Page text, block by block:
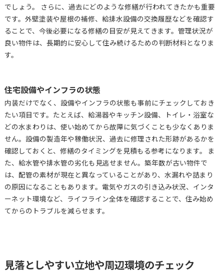
でしょう。 さらに、過去にどのような修繕が行われてきたかも重要
です。外壁塗装や屋根の補修、給排水設備の交換履歴などを確認す
ることで、今後必要になる修繕の目安が見えてきます。管理状況が
良い物件は、長期的に安心して住み続けるための判断材料となりま
す。
住宅設備やインフラの状態
内装だけでなく、設備やインフラの状態も事前にチェックしておき
たい項目です。たとえば、給湯器やキッチン設備、トイレ・浴室な
どの水まわりは、使い始めてから故障に気づくことも少なくありま
せん。設備の製造年や稼働状況、過去に修理された形跡があるかを
確認しておくと、修繕のタイミングを見積もる参考になります。 ま
た、給水管や排水管の劣化も見逃せません。築年数が古い物件で
は、配管の素材が現在と異なっていることがあり、水漏れや詰まり
の原因になることもあります。電気やガスの引き込み状況、インタ
ーネット環境など、ライフライン全体を確認することで、住み始め
てからのトラブルを減らせます。
見落としやすい立地や周辺環境のチェック